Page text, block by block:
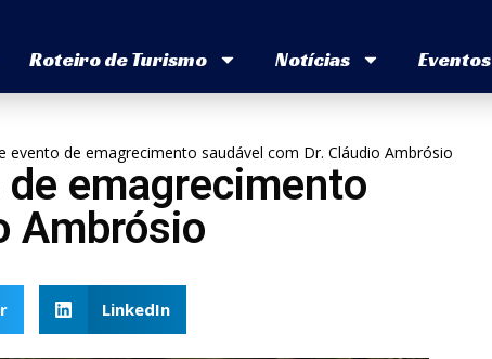
Roteiro de Turismo Notícias Eventos
evento de emagrecimento saudável com Dr. Cláudio Ambrósio
emagrecimento
Ambrósio
LinkedIn